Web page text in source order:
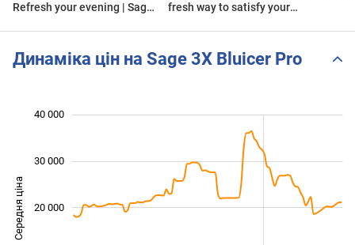
Refresh your evening | Sage
fresh way to satisfy your
Динаміка цін на Sage 3X Bluicer Pro
Середня ціна 10 000
20 000
30 000
40 000